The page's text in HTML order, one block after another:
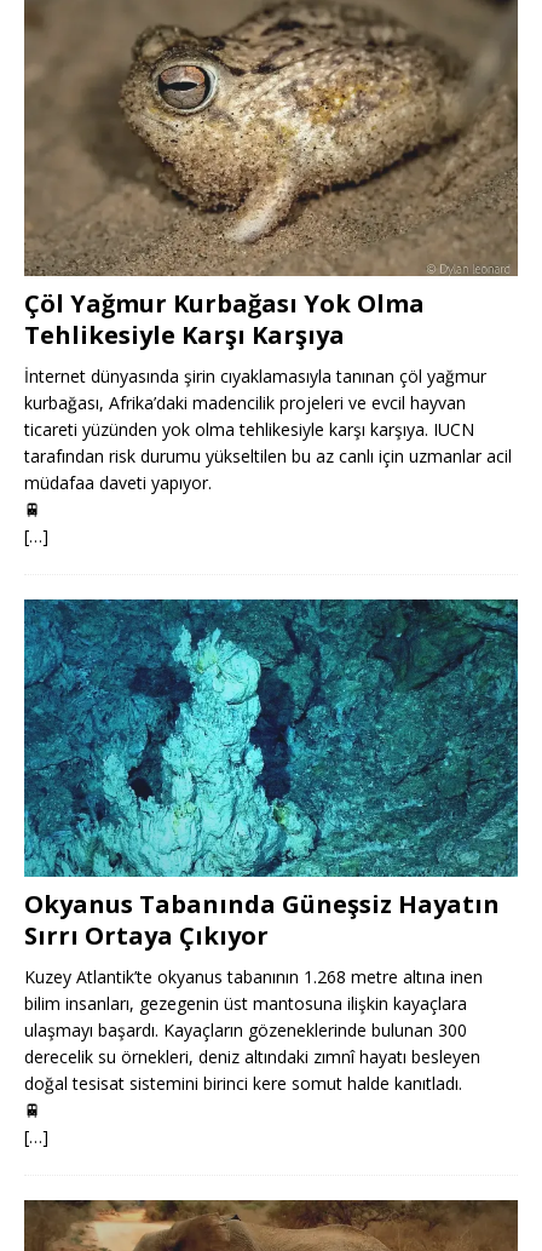
Çöl Yağmur Kurbağası Yok Olma
Tehlikesiyle Karşı Karşıya
İnternet dünyasında şirin cıyaklamasıyla tanınan çöl yağmur
kurbağası, Afrika’daki madencilik projeleri ve evcil hayvan
ticareti yüzünden yok olma tehlikesiyle karşı karşıya. IUCN
tarafından risk durumu yükseltilen bu az canlı için uzmanlar acil
müdafaa daveti yapıyor.
🚆
[…]
Okyanus Tabanında Güneşsiz Hayatın
Sırrı Ortaya Çıkıyor
Kuzey Atlantik’te okyanus tabanının 1.268 metre altına inen
bilim insanları, gezegenin üst mantosuna ilişkin kayaçlara
ulaşmayı başardı. Kayaçların gözeneklerinde bulunan 300
derecelik su örnekleri, deniz altındaki zımnî hayatı besleyen
doğal tesisat sistemini birinci kere somut halde kanıtladı.
🚆
[…]